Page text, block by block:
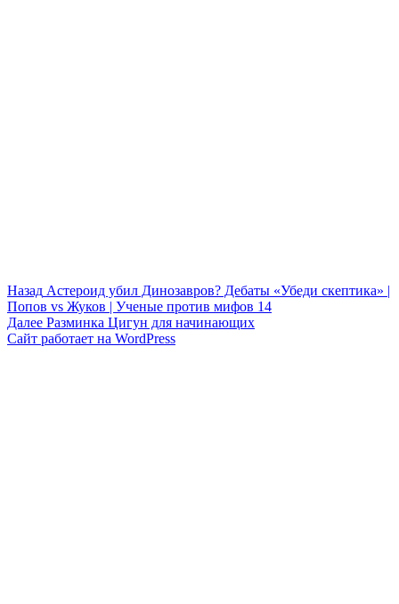
Навигация
по
записям
Назад Предыдущая
запись:
Астероид убил Динозавров? Дебаты «Убеди скептика» |
Попов vs Жуков | Ученые против мифов 14
Далее Следующая
запись:
Разминка Цигун для начинающих
Сайт работает на WordPress